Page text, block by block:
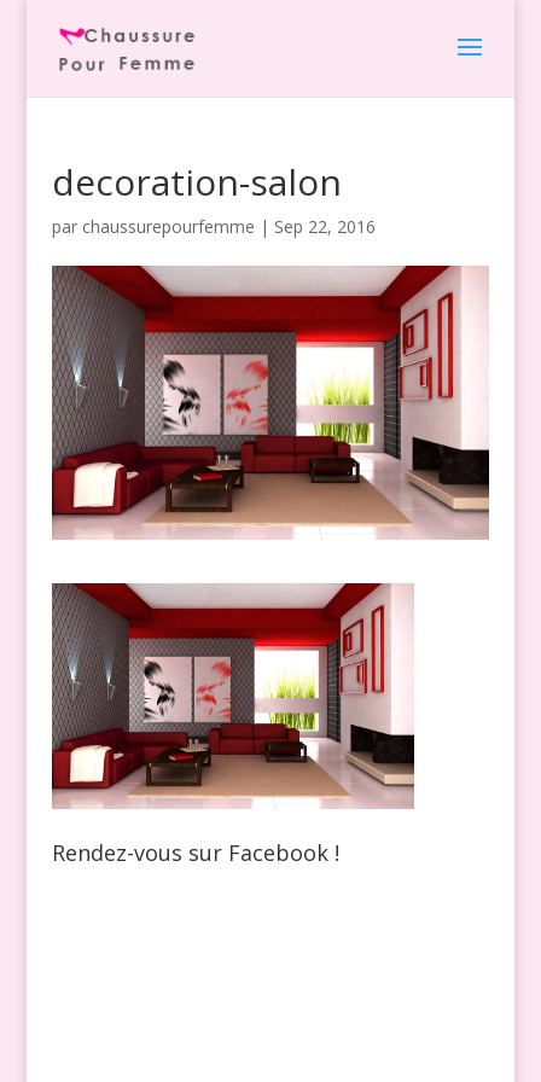
decoration-salon
par chaussurepourfemme | Sep 22, 2016
Rendez-vous sur Facebook !